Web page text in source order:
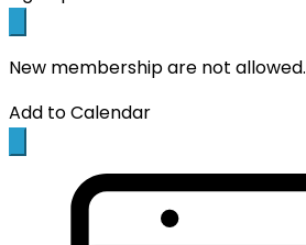
New membership are not allowed.
Add to Calendar